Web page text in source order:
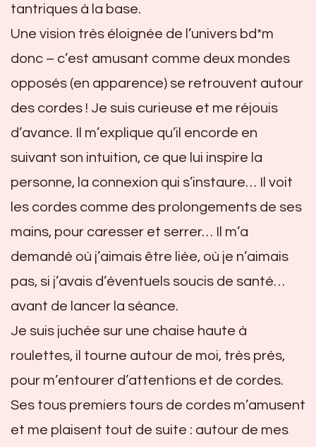
tantriques à la base.
Une vision très éloignée de l’univers bd*m
donc – c’est amusant comme deux mondes
opposés (en apparence) se retrouvent autour
des cordes ! Je suis curieuse et me réjouis
d’avance. Il m’explique qu’il encorde en
suivant son intuition, ce que lui inspire la
personne, la connexion qui s’instaure… Il voit
les cordes comme des prolongements de ses
mains, pour caresser et serrer… Il m’a
demandé où j’aimais être liée, où je n’aimais
pas, si j’avais d’éventuels soucis de santé…
avant de lancer la séance.
Je suis juchée sur une chaise haute à
roulettes, il tourne autour de moi, très près,
pour m’entourer d’attentions et de cordes.
Ses tous premiers tours de cordes m’amusent
et me plaisent tout de suite : autour de mes